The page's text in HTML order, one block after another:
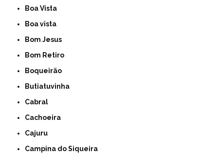
Boa Vista
Boa vista
Bom Jesus
Bom Retiro
Boqueirão
Butiatuvinha
Cabral
Cachoeira
Cajuru
Campina do Siqueira